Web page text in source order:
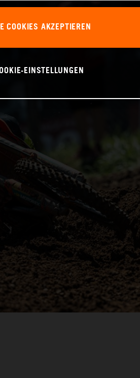
COOKIES AKZEPTIEREN
EINSTELLUNGEN